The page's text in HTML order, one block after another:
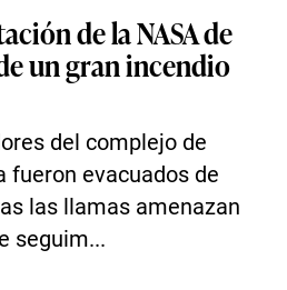
de la NASA de
un gran incendio
del complejo de
fueron evacuados de
las llamas amenazan
seguim...